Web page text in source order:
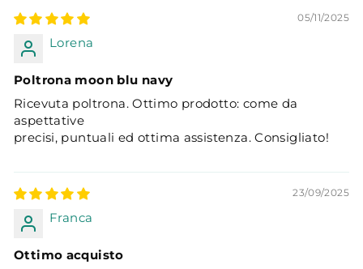
05/11/2025
Lorena
Poltrona moon blu navy
Ricevuta poltrona. Ottimo prodotto: come da
aspettative
precisi, puntuali ed ottima assistenza. Consigliato!
23/09/2025
Franca
Ottimo acquisto